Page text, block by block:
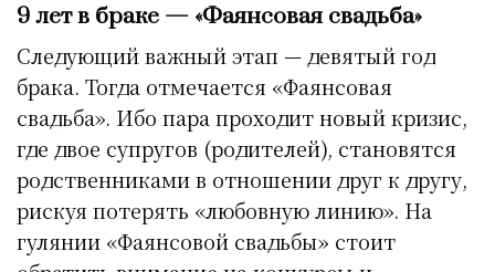
9 лет в браке — «Фаянсовая свадьба»
Следующий важный этап — девятый год
брака. Тогда отмечается «Фаянсовая
свадьба». Ибо пара проходит новый кризис,
где двое супругов (родителей), становятся
родственниками в отношении друг к другу,
рискуя потерять «любовную линию». На
гулянии «Фаянсовой свадьбы» стоит